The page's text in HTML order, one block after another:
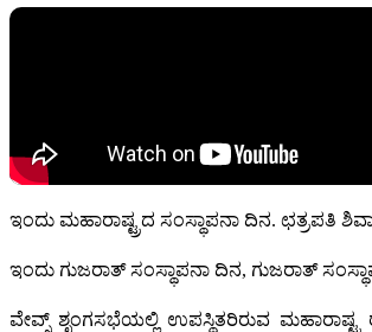
ಇಂದು ಮಹಾರಾಷ್ಟ್ರದ ಸಂಸ್ಥಾಪನಾ ದಿನ.
ಇಂದು ಗುಜರಾತ್ ಸಂಸ್ಥಾಪನಾ ದಿನ, ಗುಜರಾತ್
ವೇವ್ಸ್ ಶೃಂಗಸಭೆಯಲ್ಲಿ ಉಪಸ್ಥಿತರಿರುವ